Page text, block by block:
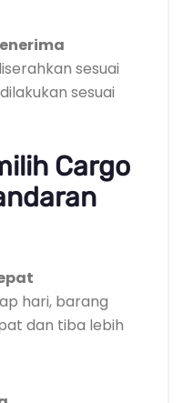
sesuai
sesuai
Cargo
hari, barang
dan tiba lebih